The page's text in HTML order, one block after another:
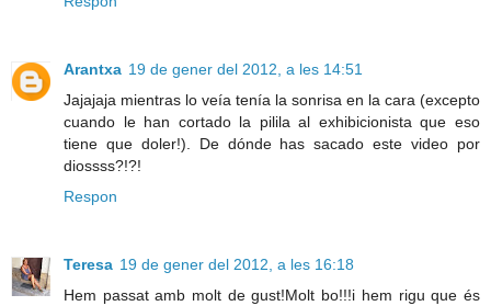
Arantxa 19 de gener del 2012, a les 14:51
Jajajaja mientras lo veía tenía la sonrisa en la cara (excepto
cuando le han cortado la pilila al exhibicionista que eso
tiene que doler!). De dónde has sacado este video por
diossss?!?!
Respon
Teresa 19 de gener del 2012, a les 16:18
Hem passat amb molt de gust!Molt bo!!!i hem rigu que és